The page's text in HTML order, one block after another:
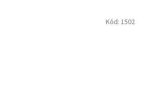
Kód: 1502